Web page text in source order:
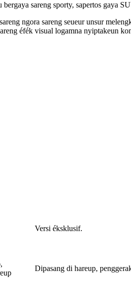
sareng sporty, sapertos gaya
ngora sareng seueur unsur
éfék visual logamna nyiptakeun
Versi éksklusif.
Dipasang di hareup,